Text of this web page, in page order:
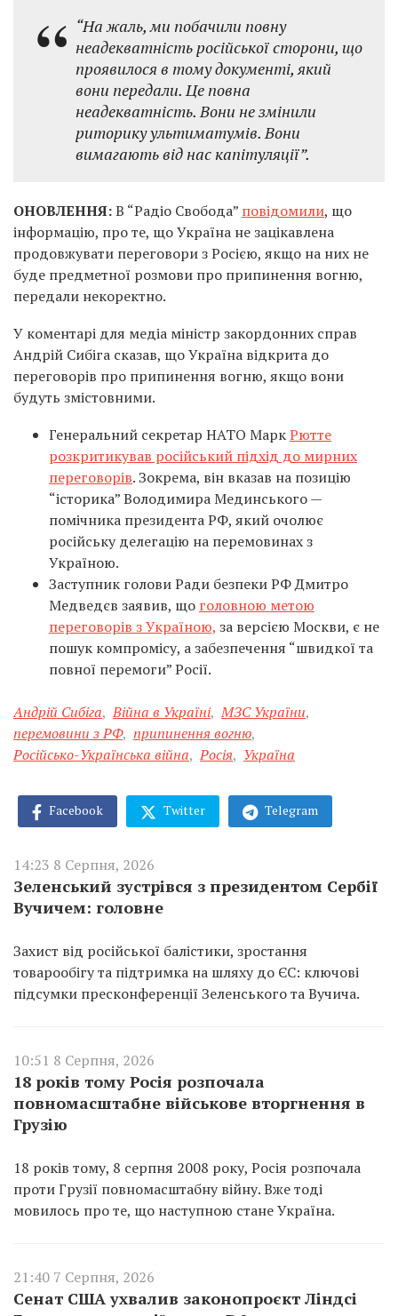
“На жаль, ми побачили повну
неадекватність російської сторони, що
проявилося в тому документі, який
вони передали. Це повна
неадекватність. Вони не змінили
риторику ультиматумів. Вони
вимагають від нас капітуляції”.
ОНОВЛЕННЯ:В “Радіо Свобода” повідомили, що
інформацію, про те, що Україна не зацікавлена
продовжувати переговори з Росією, якщо на них не
буде предметної розмови про припинення вогню,
передали некоректно.
У коментарі для медіа міністр закордонних справ
Андрій Сибіга сказав, що Україна відкрита до
переговорів про припинення вогню, якщо вони
будуть змістовними.
Генеральний секретар НАТО МаркРютте
розкритикував російський підхід до мирних
переговорів. Зокрема, він вказав на позицію
“історика” Володимира Мединського —
помічника президента РФ, який очолює
російську делегацію на перемовинах з
Україною.
Заступник голови Ради безпеки РФ Дмитро
Медведєв заявив, що головною метою
переговорів з Україною, за версією Москви, є не
пошук компромісу, а забезпечення “швидкої та
повної перемоги” Росії.
Андрій Сибіга, Війна в Україні, МЗС України,
перемовини з РФ, припинення вогню,
Російсько-Українська війна, Росія, Україна
Facebook Twitter Telegram
14:23 8 Серпня, 2026
Зеленський зустрівся з президентом Сербії
Вучичем: головне
Захист від російської балістики, зростання
товарообігу та підтримка на шляху до ЄС: ключові
підсумки пресконференції Зеленського та Вучича.
10:51 8 Серпня, 2026
18 років тому Росія розпочала
повномасштабне військове вторгнення в
Грузію
18 років тому, 8 серпня 2008 року, Росія розпочала
проти Грузії повномасштабну війну. Вже тоді
мовилось про те, що наступною стане Україна.
21:40 7 Серпня, 2026
Сенат США ухвалив законопроєкт Ліндсі